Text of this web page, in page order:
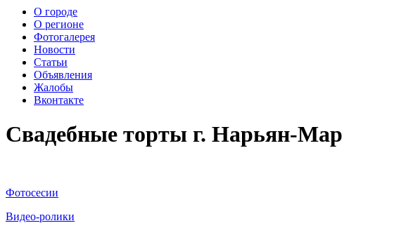
О городе
О регионе
Фотогалерея
Новости
Статьи
Объявления
Жалобы
Вконтакте
Свадебные торты г. Нарьян-Мар
Фотосесии
Видео-ролики